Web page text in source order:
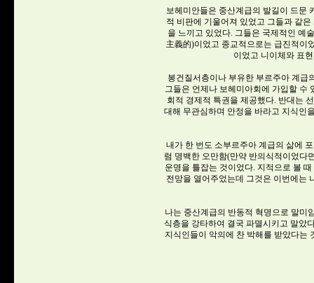
보헤미안들은 중산계급의 발길이 드문
적 비판에 기울어져 있었고 그들과 같
을 느끼고 있었다. 그들은 국제적인 예
主義的)이었고 종교적으로는 급진적이
이었고 니이체와 표
봉건질서층이나 부유한 부르주아 계급
그들은 언제나 보헤미아회에 가입할 수
회적 경제적 특권을 제공했다. 반대는
대해 무관심하며 안정을 바라고 지식인
내가 한 번도 소부르주아 계급의 삶에
럼 명백한 오만함(만약 반의식적이었다
운명을 틀잡는 것이었다. 지적으로 볼
전망을 열어주었는데 그것은 이번에는
나는 중산계급의 반동적 혁명으로 말미
식층을 강타하여 결국 파멸시키고 말았
지식인들이 악의에 찬 박해를 받았다는